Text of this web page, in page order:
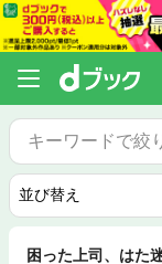
困った上司、はた